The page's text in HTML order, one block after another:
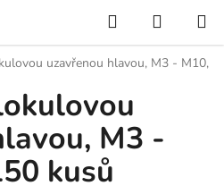
Hledat
KOŠÍK
uzavřenou hlavou, M3 - M10,
M3 -
kusů